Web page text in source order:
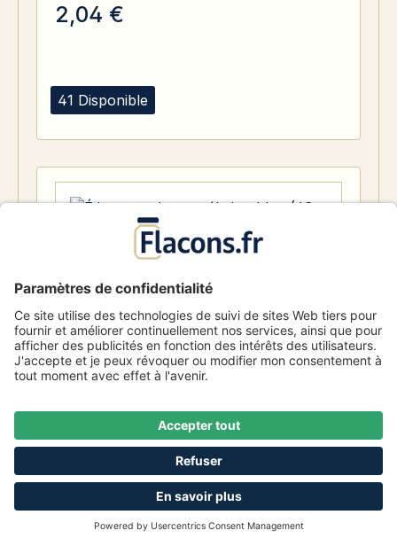
41 Disponible
2,04 €
Étiquettes de congélation bleu (48
stickers) 26x40mm
Numéro d'article1010763